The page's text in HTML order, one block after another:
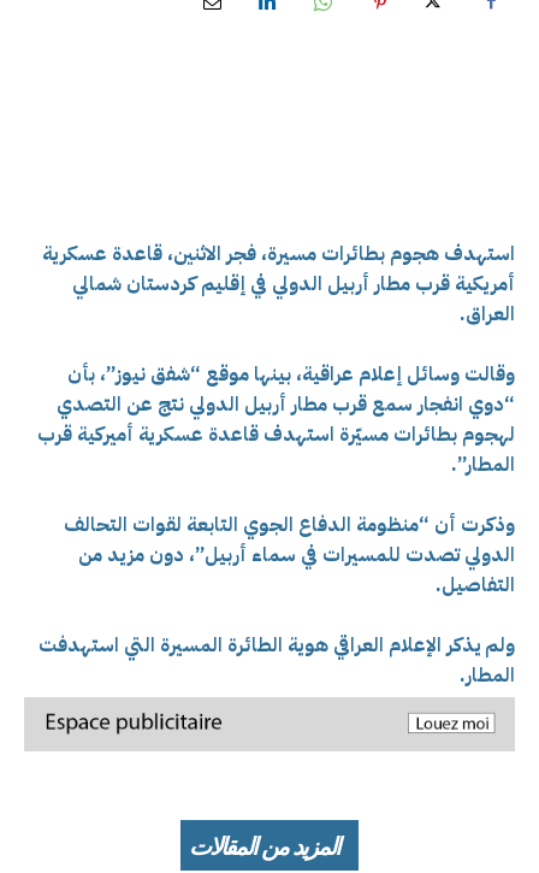
استهدف هجوم بطائرات مسيرة، فجر الاثنين، قاعدة عسكرية
أمريكية قرب مطار أربيل الدولي في إقليم كردستان شمالي
العراق.
وقالت وسائل إعلام عراقية، بينها موقع “شفق نيوز”، بأن
“دوي انفجار سمع قرب مطار أربيل الدولي نتج عن التصدي
لهجوم بطائرات مسيّرة استهدف قاعدة عسكرية أميركية قرب
المطار”.
وذكرت أن “منظومة الدفاع الجوي التابعة لقوات التحالف
الدولي تصدت للمسيرات في سماء أربيل”، دون مزيد من
التفاصيل.
ولم يذكر الإعلام العراقي هوية الطائرة المسيرة التي استهدفت
المطار.
المزيد من المقالات